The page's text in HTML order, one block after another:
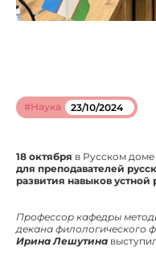
#Наука 23/10/2024
18 октября в Русском
для преподавателей
развития навыков устной
Профессор кафедры
декана филологического
Ирина Лешутина